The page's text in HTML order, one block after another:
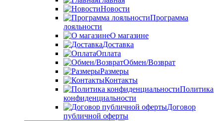
Новости
Программа
лояльности
О магазине
Доставка
Оплата
Обмен/Возврат
Размеры
Контакты
Политика
конфиденциальности
Договор
публичной оферты